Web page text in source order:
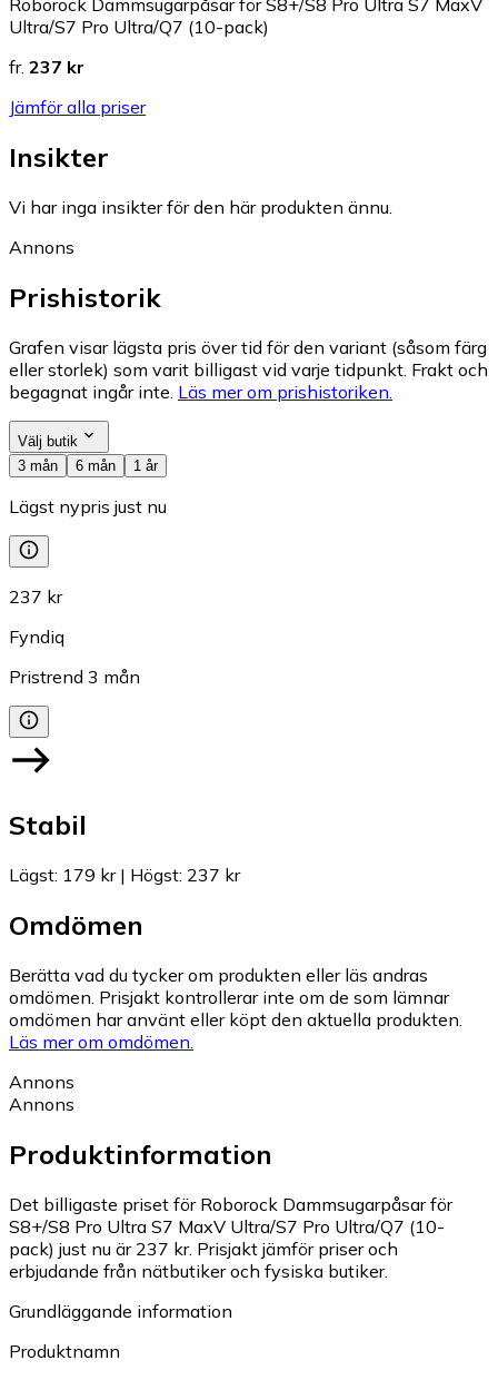
Ultra/S7 Pro Ultra/Q7 (10-pack)
fr. 237 kr
Jämför alla priser
Insikter
Vi har inga insikter för den här produkten ännu.
Annons
Prishistorik
Grafen visar lägsta pris över tid för den variant (såsom färg
eller storlek) som varit billigast vid varje tidpunkt. Frakt och
begagnat ingår inte. Läs mer om prishistoriken.
Välj butik
3 mån
6 mån 1 år
Lägst nypris just nu
237 kr
Fyndiq
Pristrend 3 mån
Stabil
Lägst: 179 kr| Högst: 237 kr
Omdömen
Berätta vad du tycker om produkten eller läs andras
omdömen. Prisjakt kontrollerar inte om de som lämnar
omdömen har använt eller köpt den aktuella produkten.
Läs mer om omdömen.
Annons
Annons
Produktinformation
Det billigaste priset för Roborock Dammsugarpåsar för
S8+/S8 Pro Ultra S7 MaxV Ultra/S7 Pro Ultra/Q7 (10-
pack) just nu är 237 kr. Prisjakt jämför priser och
erbjudande från nätbutiker och fysiska butiker.
Grundläggande information
Produktnamn